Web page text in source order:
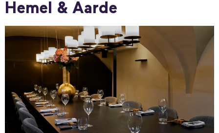
Hemel & Aarde